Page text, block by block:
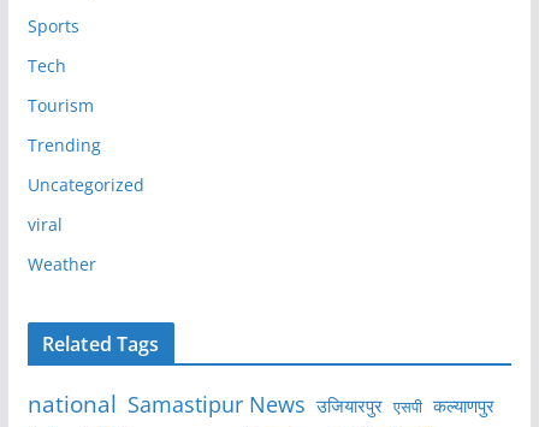
Sports
Tech
Tourism
Trending
Uncategorized
viral
Weather
Related Tags
national Samastipur News उजियारपुर एसपी कल्याणपुर